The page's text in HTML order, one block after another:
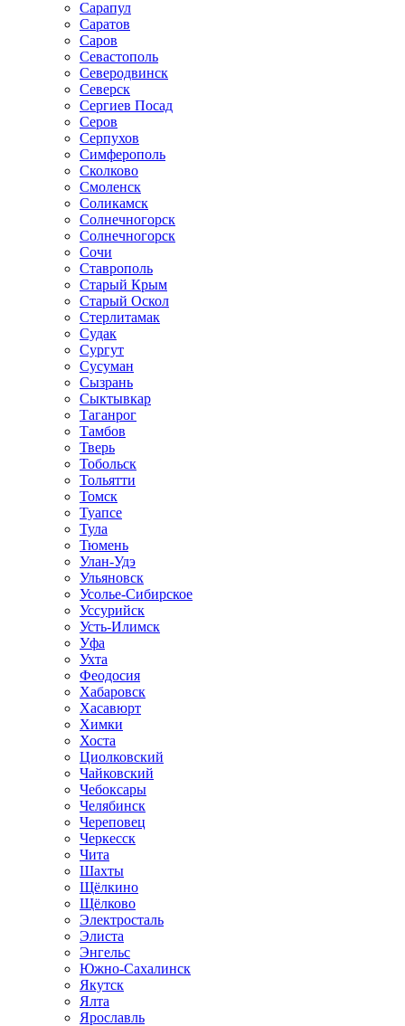
Сарапул
Саратов
Саров
Севастополь
Северодвинск
Северск
Сергиев Посад
Серов
Серпухов
Симферополь
Сколково
Смоленск
Соликамск
Солнечногорск
Солнечногорск
Сочи
Ставрополь
Старый Крым
Старый Оскол
Стерлитамак
Судак
Сургут
Сусуман
Сызрань
Сыктывкар
Таганрог
Тамбов
Тверь
Тобольск
Тольятти
Томск
Туапсе
Тула
Тюмень
Улан-Удэ
Ульяновск
Усолье-Сибирское
Уссурийск
Усть-Илимск
Уфа
Ухта
Феодосия
Хабаровск
Хасавюрт
Химки
Хоста
Циолковский
Чайковский
Чебоксары
Челябинск
Череповец
Черкесск
Чита
Шахты
Щёлкино
Щёлково
Электросталь
Элиста
Энгельс
Южно-Сахалинск
Якутск
Ялта
Ярославль